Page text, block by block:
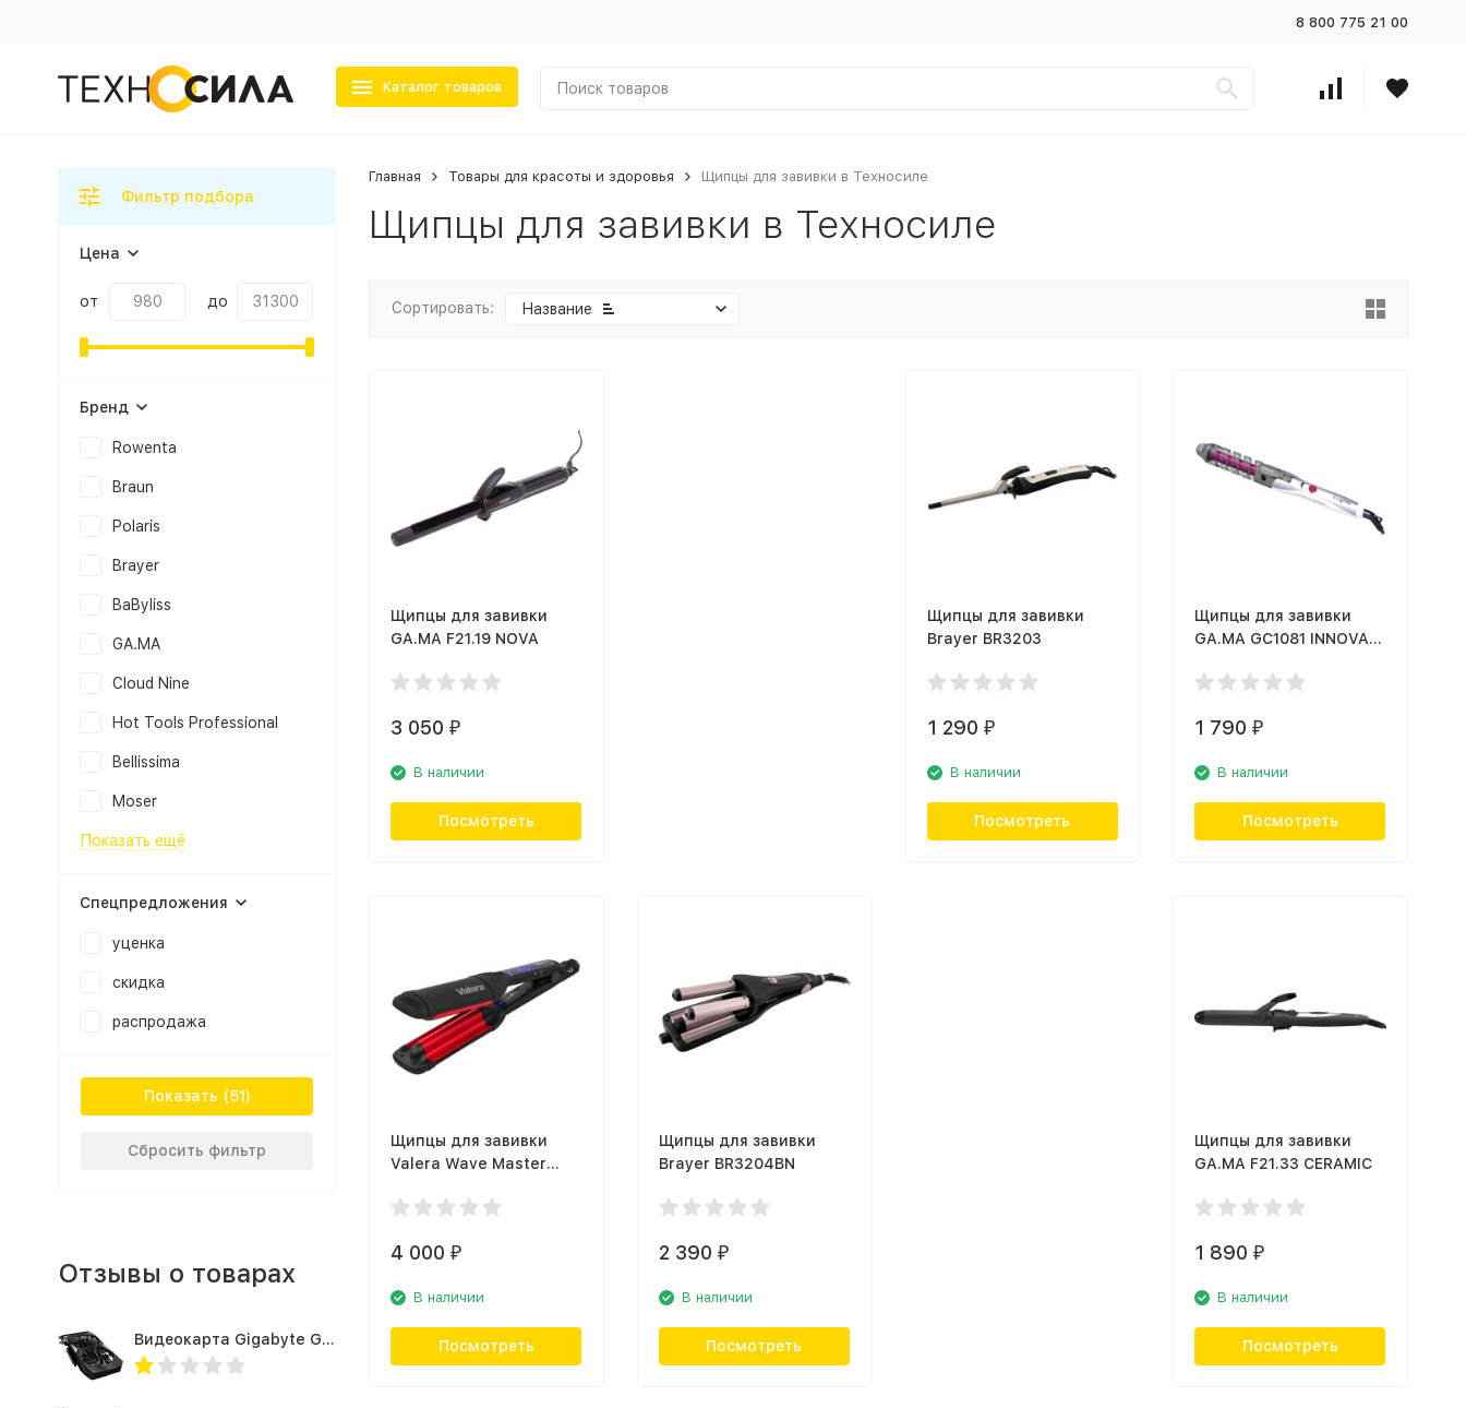
8 800 775 21 00
Каталог товаров
Главная Товары для красоты и здоровья Щипцы для завивки в Техносиле
Щипцы для завивки в Техносиле
Сортировать: Название
Щипцы для завивки
GA.MA F21.19 NOVA
3 050 ₽
В наличии
Посмотреть
Щипцы для завивки
Brayer BR3203
1 290 ₽
В наличии
Посмотреть
Щипцы для завивки
GA.MA GC1081 INNOVA
1 790₽
В наличии
Посмотреть
Щипцы для завивки
Valera Wave Master
4 000 ₽
В наличии
Посмотреть
Щипцы для завивки
Brayer BR3204BN
2 390 ₽
В наличии
Посмотреть
Щипцы для завивки
GA.MA F21.33 CERAMIC
1 890₽
В наличии
Посмотреть
Фильтр подбора
Цена
от до
Бренд
Rowenta
Braun
Polaris
Brayer
BaByliss
GA.MA
Cloud Nine
Hot Tools Professional
Bellissima
Moser
Показать ещё
Спецпредложения
уценка
скидка
распродажа
Показать
Сбросить фильтр
Отзывы о товарах
Видеокарта Gigabyte GTX1660TI 6GB (GV-N166TOC-6GD 1.0A)